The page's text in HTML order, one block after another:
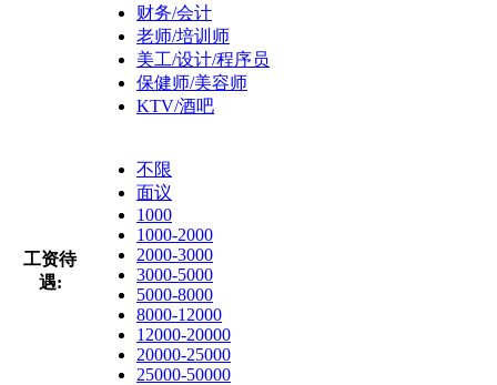
财务/会计
老师/培训师
美工/设计/程序员
保健师/美容师
KTV/酒吧
工资待
遇:
不限
面议
1000
1000-2000
2000-3000
3000-5000
5000-8000
8000-12000
12000-20000
20000-25000
25000-50000